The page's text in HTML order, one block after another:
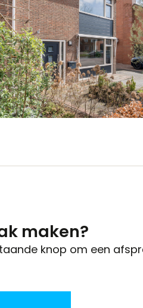
maken?
knop om een